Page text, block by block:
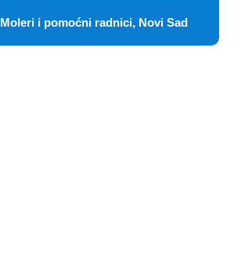
Moleri i pomoćni radnici, Novi Sad